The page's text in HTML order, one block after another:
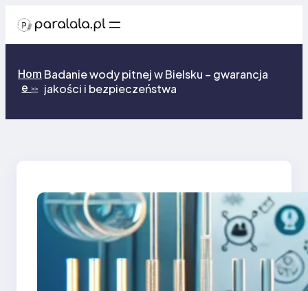
treści
Hom
e>>
Badanie wody pitnej w Bielsku – gwarancja
jakości i bezpieczeństwa